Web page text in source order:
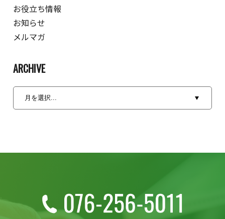
お役立ち情報
お知らせ
メルマガ
ARCHIVE